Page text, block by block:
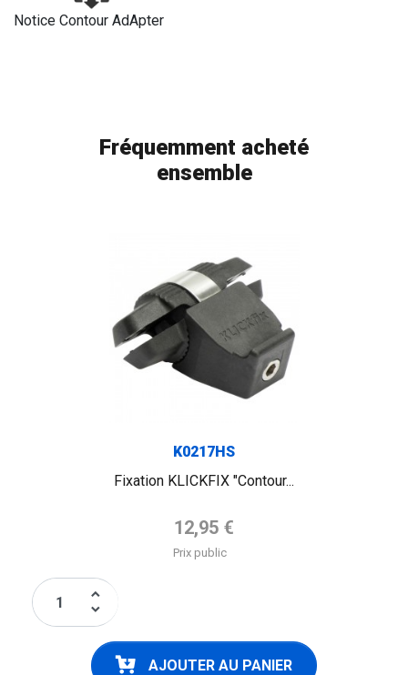
Notice Contour AdApter
Fréquemment acheté
ensemble
K0217HS
Fixation KLICKFIX "Contour...
Prix de base
12,95 €
Prix public
keyboard_arrow_up
keyboard_arrow_down
AJOUTER AU PANIER